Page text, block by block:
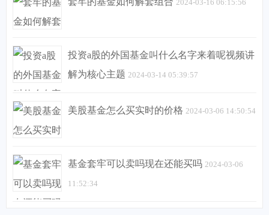
2024-03-16 06:15:56
投资a股的外国基金叫什么名字来着呢视频讲
解为核心主题 2024-03-14 05:39:57
美股基金怎么买实时的价格 2024-03-06 14:50:54
基金套牢可以卖吗现在还能买吗 2024-03-06
11:52:34